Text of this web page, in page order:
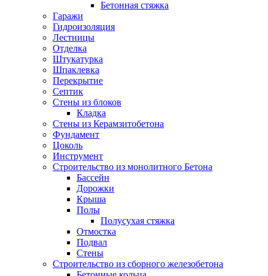
Бетонная стяжка
Гаражи
Гидроизоляция
Лестницы
Отделка
Штукатурка
Шпаклевка
Перекрытие
Септик
Стены из блоков
Кладка
Стены из Керамзитобетона
Фундамент
Цоколь
Инструмент
Строительство из монолитного Бетона
Бассейн
Дорожки
Крыша
Полы
Полусухая стяжка
Отмостка
Подвал
Стены
Строительство из сборного железобетона